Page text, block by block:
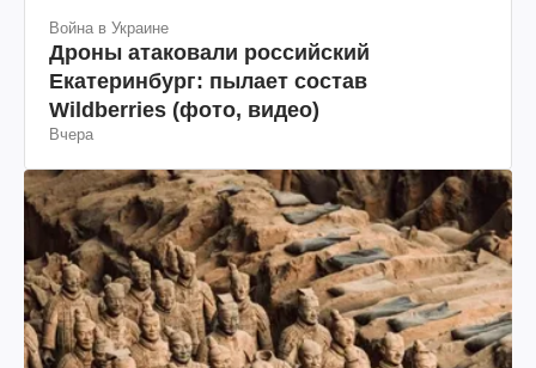
Война в Украине
Дроны атаковали российский
Екатеринбург: пылает состав
Wildberries (фото, видео)
Вчера